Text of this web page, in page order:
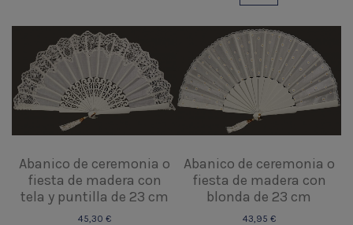
Abanico de ceremonia o
fiesta de madera con
tela y puntilla de 23 cm
45,30 €
Abanico de ceremonia o
fiesta de madera con
blonda de 23 cm
43,95 €